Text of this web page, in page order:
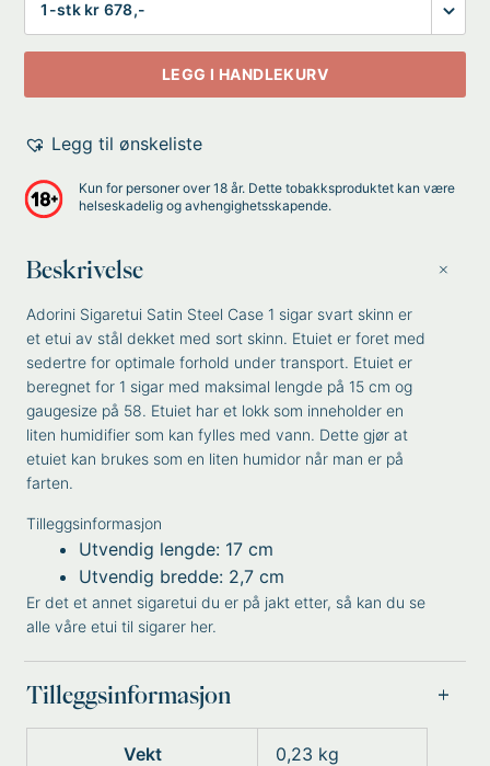
LEGG I HANDLEKURV
Legg til ønskeliste
Kun for personer over 18 år. Dette tobakksproduktet kan være
helseskadelig og avhengighetsskapende.
Beskrivelse
Adorini Sigaretui Satin Steel Case 1 sigar svart skinn er
et etui av stål dekket med sort skinn. Etuiet er foret med
sedertre for optimale forhold under transport. Etuiet er
beregnet for 1 sigar med maksimal lengde på 15 cm og
gaugesize på 58. Etuiet har et lokk som inneholder en
liten humidifier som kan fylles med vann. Dette gjør at
etuiet kan brukes som en liten humidor når man er på
farten.
Tilleggsinformasjon
Utvendig lengde: 17 cm
Utvendig bredde: 2,7 cm
Er det et annet sigaretui du er på jakt etter, så kan du se
alle våre etui til sigarer her.
Tilleggsinformasjon
Vekt 0,23 kg